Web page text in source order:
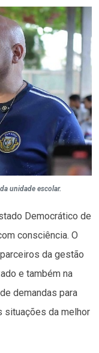
unidade escolar.
Democrático de
consciência. O
da gestão
e também na
demandas para
situações da melhor